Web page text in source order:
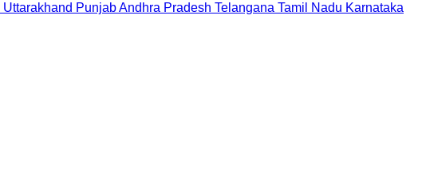
Uttarakhand PunjabAndhra Pradesh Telangana Tamil Nadu Karnataka